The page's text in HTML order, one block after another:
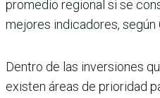
promedio regional si se
mejores indicadores, según
Dentro de las inversiones
existen áreas de prioridad